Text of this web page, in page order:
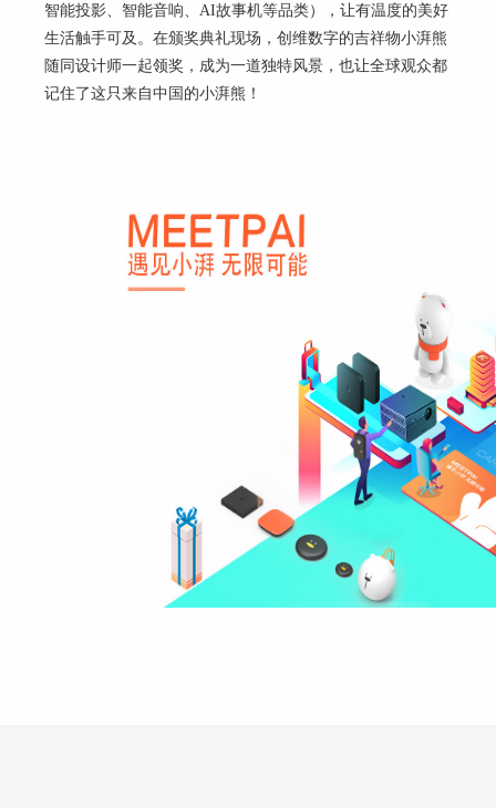
智能投影、智能音响、 AI故事机等品类），让有温度的美好
生活触手可及。在颁奖典礼现场，创维数字的吉祥物小湃熊
随同设计师一起领奖，成为一道独特风景，也让全球观众都
记住了这只来自中国的小湃熊！